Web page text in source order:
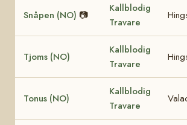
Snåpen (NO) 📷
Kallblodig
Travare
Tjoms (NO)
Kallblodig
Travare
Tonus (NO)
Kallblodig
Travare